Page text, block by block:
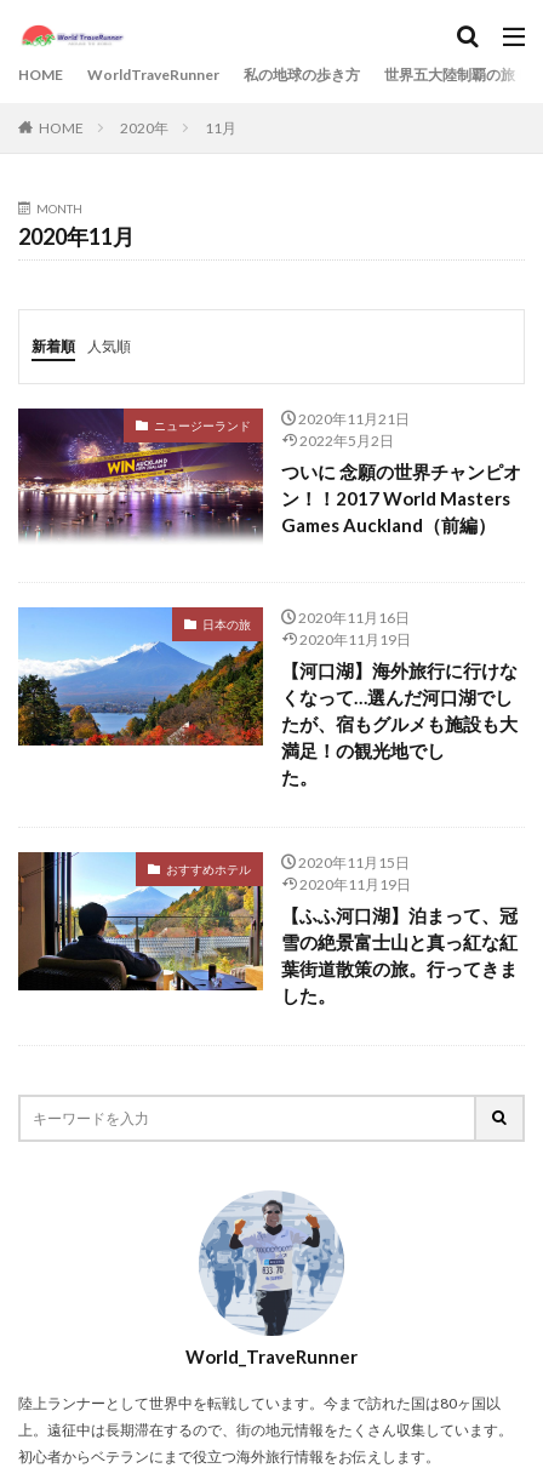
HOME WorldTraveRunner 私の地球の歩き方 世界五大陸制覇の旅
HOME 2020年 11月
MONTH
2020年11月
新着順 人気順
ニュージーランド
2020年11月21日
2022年5月2日
ついに 念願の世界チャンピオ
ン！！2017 World Masters
Games Auckland（前編）
日本の旅
2020年11月16日
2020年11月19日
【河口湖】海外旅行に行けな
くなって…選んだ河口湖でし
たが、宿もグルメも施設も大
満足！の観光地でし
た。
おすすめホテル
2020年11月15日
2020年11月19日
【ふふ河口湖】泊まって、冠
雪の絶景富士山と真っ紅な紅
葉街道散策の旅。行ってきま
した。
World_TraveRunner
陸上ランナーとして世界中を転戦しています。今まで訪れた国は80ヶ国以
上。遠征中は長期滞在するので、街の地元情報をたくさん収集しています。
初心者からベテランにまで役立つ海外旅行情報をお伝えします。